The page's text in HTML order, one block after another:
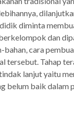
diminta
dan
bahan, cara
tersebut. Tahap
lanjut yaitu
belum baik dalam